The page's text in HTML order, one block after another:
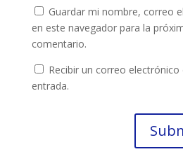
Guardar mi nombre, correo
en este navegador para la
comentario.
Recibir un correo electrónico
entrada.